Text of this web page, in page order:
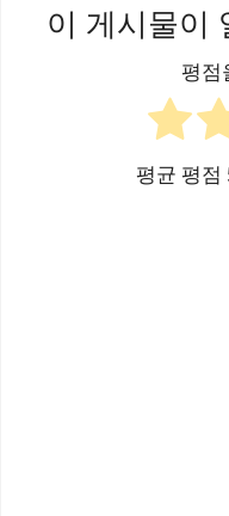
이 게시물이
평점
평균 평점